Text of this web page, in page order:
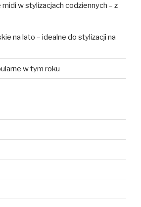
w stylizacjach codziennych – z
na lato – idealne do stylizacji na
w tym roku